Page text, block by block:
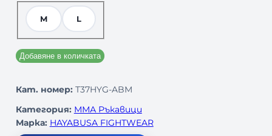
M L
Добавяне в количката
Кат. номер: T37HYG-ABM
Категория: ММА Ръкавици
Марка: HAYABUSA FIGHTWEAR